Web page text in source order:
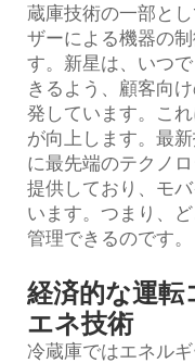
蔵庫技術の一部と
ザーによる機器の
す。新星は、いつ
きるよう、顧客向
発しています。こ
が向上します。最
に最先端のテクノ
提供しており、モ
います。つまり、
管理できるのです。
経済的な運
エネ技術
冷蔵庫ではエネル